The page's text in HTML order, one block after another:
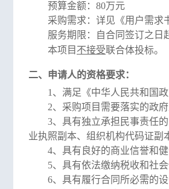
预算金额： 80万元
采购需求： 详见《用户需求
服务期限 ：自合同签订之日
本项目 不接受联合体投标。
二、申请人的资格要求：
1、 满足《中华人民共和国
2、采购项目需要落实的政
3、 具有独立承担民事责任
业执照副本、组织机构代码证副
4、 具有良好的商业信誉和
5、具有依法缴纳税收和社
6、 具有履行合同所必需的